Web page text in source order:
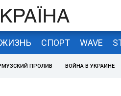
ЖИЗНЬ СПОРТ WAVE
ПРОЛИВ ВОЙНА В УКРАИНЕ